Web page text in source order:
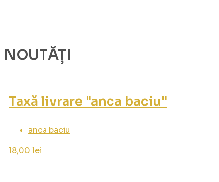
NOUTĂȚI
Taxă livrare "anca baciu"
anca baciu
18,00 lei